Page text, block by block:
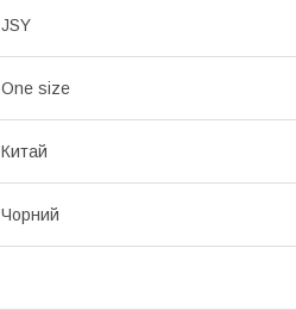
JSY
One size
Китай
Чорний